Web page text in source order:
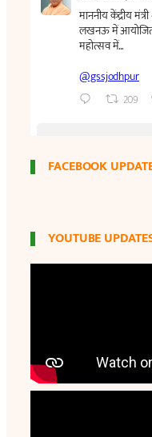
FACEBOOK
YOUTUBE